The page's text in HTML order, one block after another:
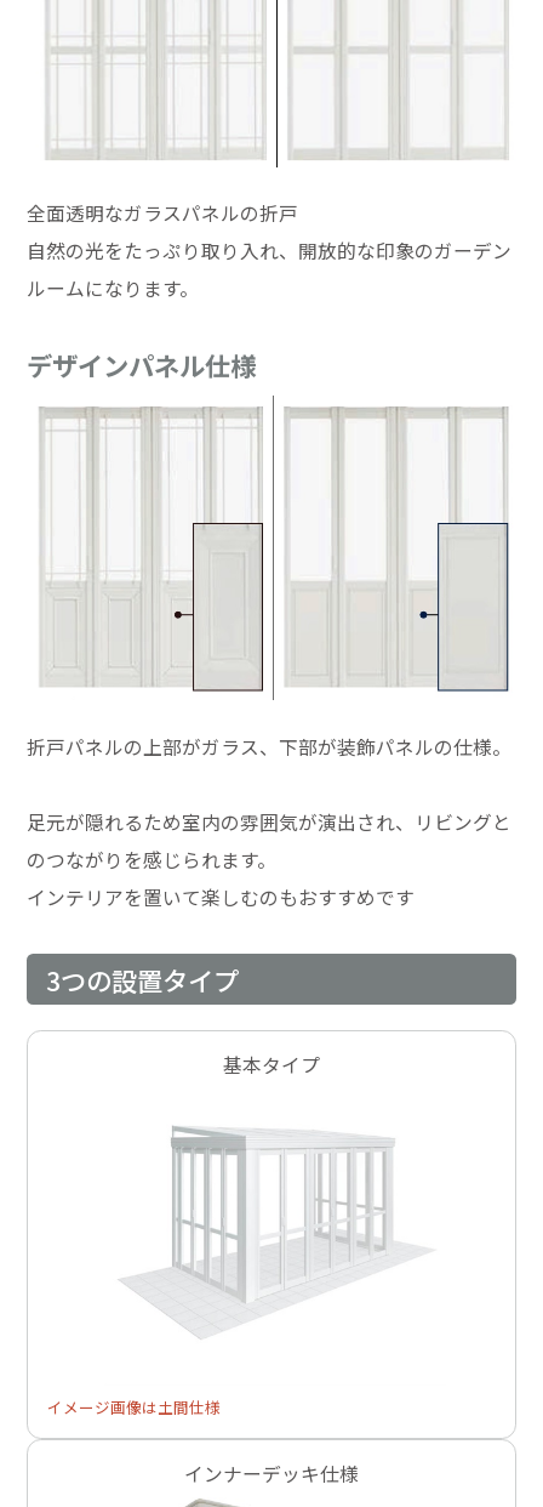
全面透明なガラスパネルの折戸
自然の光をたっぷり取り入れ、開放的な印象のガーデン
ルームになります。
デザインパネル仕様
折戸パネルの上部がガラス、下部が装飾パネルの仕様。
足元が隠れるため室内の雰囲気が演出され、リビングと
のつながりを感じられます。
インテリアを置いて楽しむのもおすすめです
3つの設置タイプ
基本タイプ
イメージ画像は土間仕様
インナーデッキ仕様